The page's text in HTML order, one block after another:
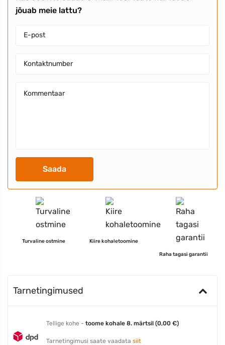
jõuab meie lattu?
Saada
Turvaline ostmine Kiire kohaletoomine
Raha tagasi garantii
Tarnetingimused
Tellige kohe - toome kohale 8. märtsil (0,00 €)
Tarnetingimusi saate vaadata siit